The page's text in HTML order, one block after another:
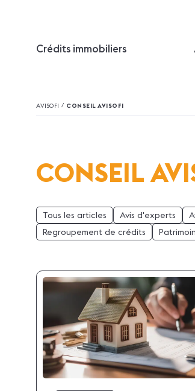
Crédits immobiliers
AVISOFI / CONSEIL AVISOFI
CONSEIL
Tous les articles Avis d'experts
Regroupement de crédits